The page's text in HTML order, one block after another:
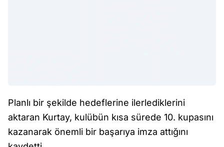
Planlı bir şekilde hedeflerine ilerlediklerini
aktaran Kurtay, kulübün kısa sürede 10. kupasını
kazanarak önemli bir başarıya imza attığını